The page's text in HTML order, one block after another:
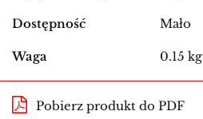
Dostępność Mało
Waga 0.15 kg
Pobierz produkt do PDF